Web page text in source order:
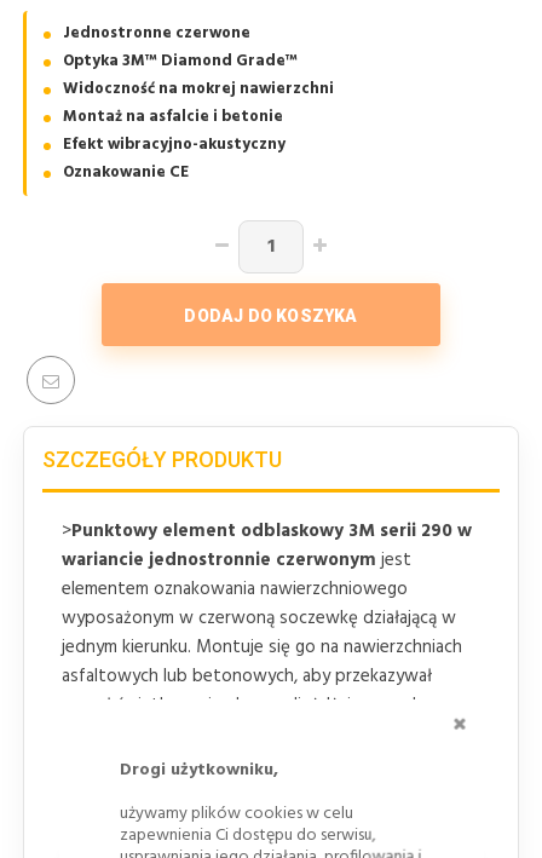
Drogi użytkowniku,
używamy plików cookies w celu
zapewnienia Ci dostępu do serwisu,
Jednostronne czerwone
Optyka 3M™ Diamond Grade™
Widoczność na mokrej nawierzchni
Montaż na asfalcie i betonie
Efekt wibracyjno-akustyczny
Oznakowanie CE
DODAJ DO KOSZYKA
SZCZEGÓŁY PRODUKTU
>Punktowy element odblaskowy 3M serii 290 w
wariancie jednostronnie czerwonymjest
elementem oznakowania nawierzchniowego
wyposażonym w czerwoną soczewkę działającą w
jednym kierunku. Montuje się go na nawierzchniach
asfaltowych lub betonowych, aby przekazywał
sygnał świetlny pojazdom nadjeżdżającym od
uzupełnienie oznakowania poziomego oraz